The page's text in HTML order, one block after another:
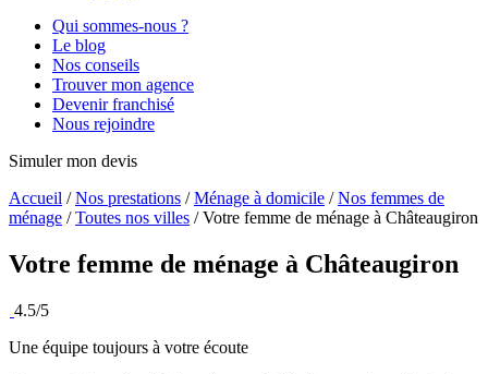
Qui sommes-nous ?
Le blog
Nos conseils
Trouver mon agence
Devenir franchisé
Nous rejoindre
Simuler mon devis
Accueil /Nos prestations /Ménage à domicile /Nos femmes de
ménage /Toutes nos villes /Votre femme de ménage à Châteaugiron
Votre femme de ménage à Châteaugiron
4.5/5
Une équipe toujours à votre écoute